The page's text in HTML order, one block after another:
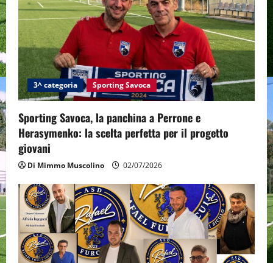
3^ categoria Sporting Savoca
Sporting Savoca, la panchina a Perrone e
Herasymenko: la scelta perfetta per il progetto
giovani
Di Mimmo Muscolino 02/07/2026